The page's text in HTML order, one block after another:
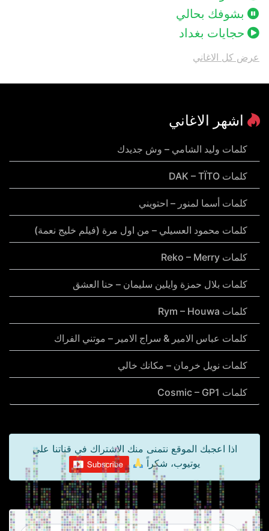
بشوفك بحالي
حجايات بغداد
عرض كل الاغاني
اشهر الاغاني
كلمات وليد الشامي – وش جديدك
كلمات DAK – TÏTO
كلمات أسما لمنور – احتويني
كلمات محمود العسيلي – من اول مرة (فيلم خليج نعمة)
كلمات Reko – Merry
كلمات بلال حمزة وايلين سليمان – حنا العشق
كلمات Rym – Houwa
كلمات عباس الامير & سراج الامير – موتني الفراك
كلمات نويل خرمان – مكانك خالي
كلمات Cosmic – GP1
اذا اعجبك الموقع نتمنى منك الاشتراك في قناتنا على
يوتيوب، شكراً